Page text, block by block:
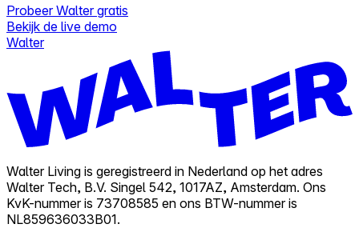
Probeer Walter gratis
Bekijk de live demo
Walter
Walter Living is geregistreerd in Nederland op het adres
Walter Tech, B.V. Singel 542, 1017AZ, Amsterdam. Ons
KvK-nummer is 73708585 en ons BTW-nummer is
NL859636033B01.